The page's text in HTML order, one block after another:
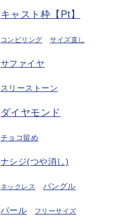
キャスト枠【Pt】
コンビリング サイズ直し
サファイヤ
スリーストーン
ダイヤモンド
チョコ留め
ナシジ(つや消し)
ネックレス バングル
パール フリーサイズ